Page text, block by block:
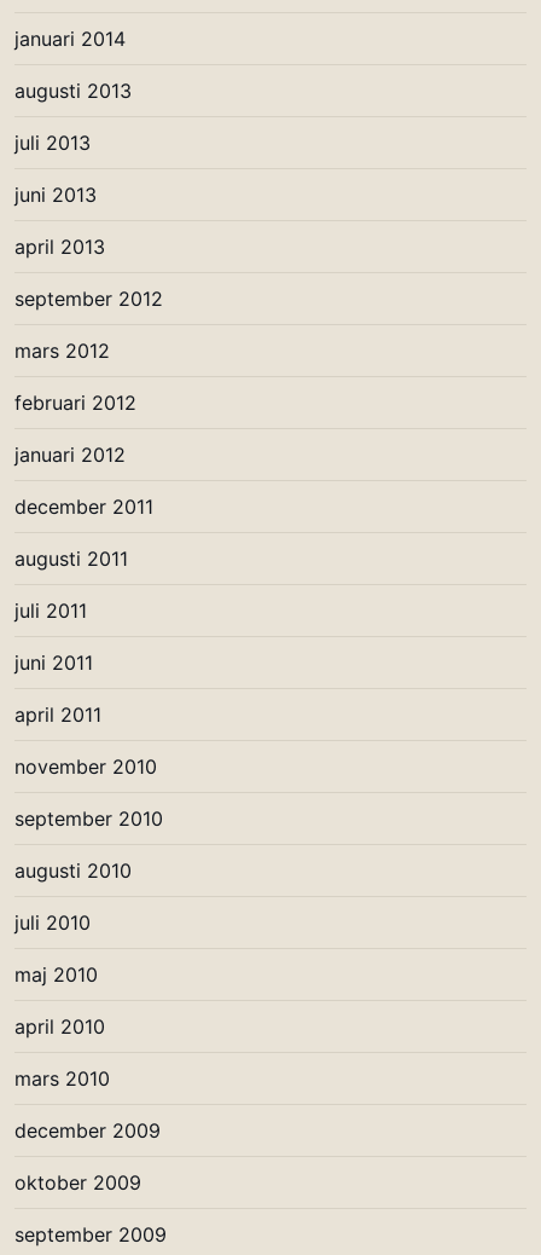
januari 2014
augusti 2013
juli 2013
juni 2013
april 2013
september 2012
mars 2012
februari 2012
januari 2012
december 2011
augusti 2011
juli 2011
juni 2011
april 2011
november 2010
september 2010
augusti 2010
juli 2010
maj 2010
april 2010
mars 2010
december 2009
oktober 2009
september 2009